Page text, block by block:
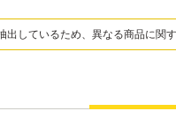
出しているため、異なる商品に関